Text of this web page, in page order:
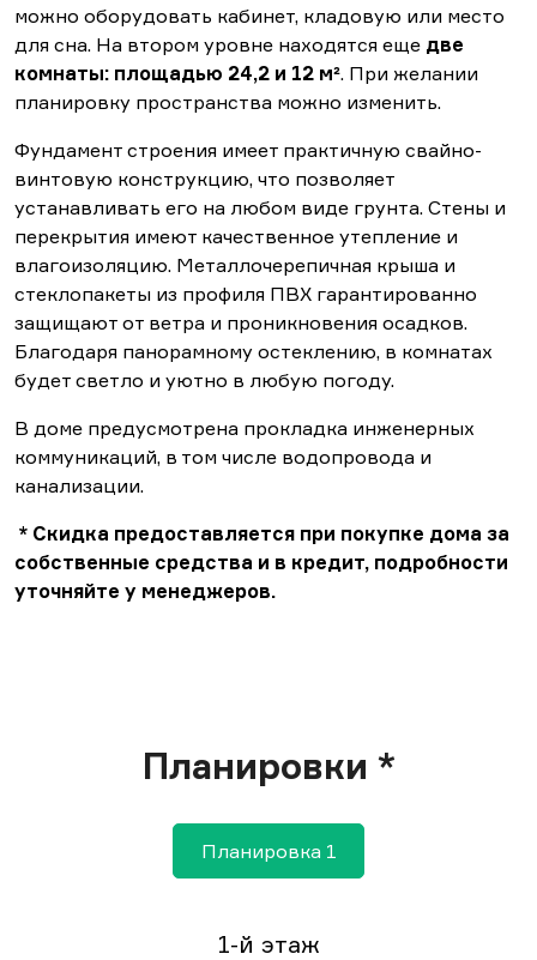
можно оборудовать кабинет, кладовую или место
для сна. На втором уровне находятся еще две
комнаты: площадью 24,2 и 12 м². При желании
планировку пространства можно изменить.
Фундамент строения имеет практичную свайно-
винтовую конструкцию, что позволяет
устанавливать его на любом виде грунта. Стены и
перекрытия имеют качественное утепление и
влагоизоляцию. Металлочерепичная крыша и
стеклопакеты из профиля ПВХ гарантированно
защищают от ветра и проникновения осадков.
Благодаря панорамному остеклению, в комнатах
будет светло и уютно в любую погоду.
В доме предусмотрена прокладка инженерных
коммуникаций, в том числе водопровода и
канализации.
* Скидка предоставляется при покупке дома за
собственные средства и в кредит, подробности
уточняйте у менеджеров.
Планировки *
Планировка 1
1-й этаж